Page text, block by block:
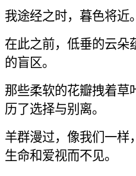
我途经之时，暮色将近。
在此之前，低垂的云朵
的盲区。
那些柔软的花瓣拽着草
历了选择与别离。
羊群漫过，像我们一样
生命和爱视而不见。